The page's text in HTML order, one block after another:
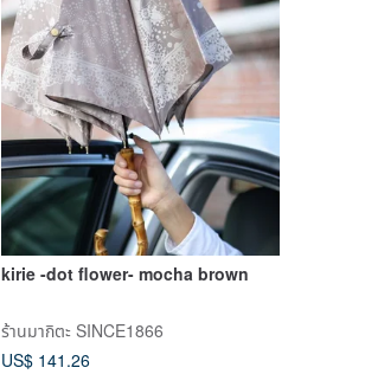
kirie -dot flower- mocha brown
ร้านมากิตะ SINCE1866
US$ 141.26